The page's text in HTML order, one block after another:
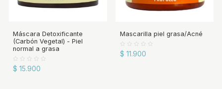
Máscara Detoxificante
(Carbón Vegetal) - Piel
normal a grasa
$ 15.900
Mascarilla piel grasa/Acné
$ 11.900